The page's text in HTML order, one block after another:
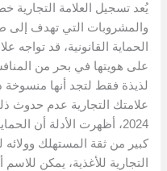
يُعد تسجيل العلامة التجارية
والمشروبات التي تهدف إلى
الحماية القانونية، قد تواجه
على هويتها في بحر من
لذيذة فقط لتجد أنها
علامتك التجارية عدم حدوث
2024، أظهرت الأدلة أن
كبير من ثقة المستهلك وولائه
التجارية للأغذية، يمكن